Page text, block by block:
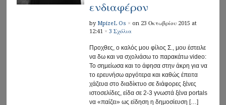
ενδιαφέρον
by MpizeL Os × on 23 Οκτωβρίου 2015 at
12:41 × 3 Σχόλια
Προχθες, ο καλός μου φίλος Σ., μου έστειλε
να δω και να σχολιάσω το παρακάτω video:
Το σημείωσα και το άφησα στην άκρη για να
το ερευνήσω αργότερα και καθώς έπειτα
χάζευα στο διαδίκτυο σε διάφορες ξένες
ιστοσελίδες, είδα σε 2-3 γνωστά ξένα portals
να «παίζει» ως είδηση η δημοσίευση […]